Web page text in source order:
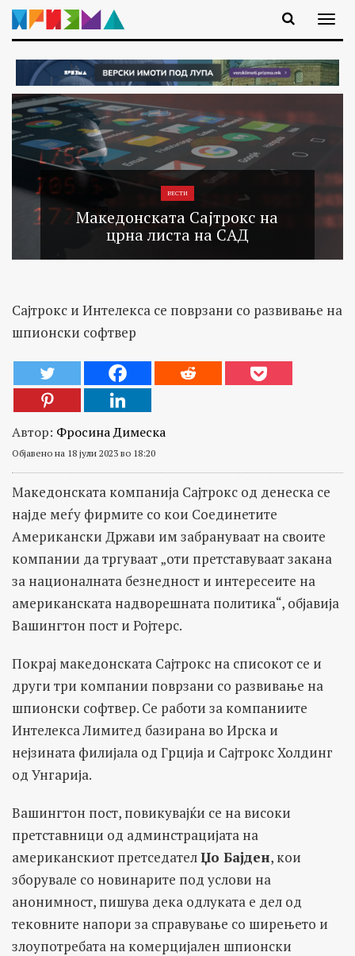
ВЕСТИ
Македонската Сајтрокс на
црна листа на САД
Сајтрокс и Интелекса се поврзани со развивање на
шпионски софтвер
Автор: Фросина Димеска
Објавено на 18 јули 2023 во 18:20
Македонската компанија Сајтрокс од денеска се
најде меѓу фирмите со кои Соединетите
Американски Држави им забрануваат на своите
компании да тргуваат „оти претставуваат закана
за националната безнедност и интересеите на
американската надворешната политика“, објавија
Вашингтон пост и Ројтерс.
Покрај македонската Сајтрокс на списокот се и
други три компании поврзани со развивање на
шпионски софтвер. Се работи за компаниите
Интелекса Лимитед базирана во Ирска и
нејзината филијала од Грција и Сајтрокс Холдинг
од Унгарија.
Вашингтон пост, повикувајќи се на високи
претставници од админстрацијата на
американскиот претседателЏо Бајден, кои
зборувале со новинарите под услови на
анонимност, пишува дека одлуката е дел од
тековните напори за справување со ширењето и
злоупотребата на комерцијален шпионски